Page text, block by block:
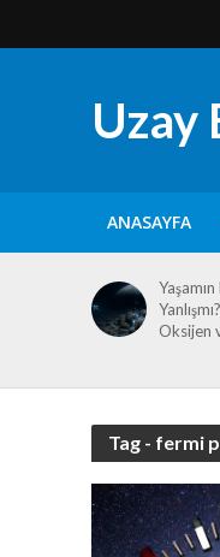
Uzay
ANASAYFA
Oksijen
Tag - fermi